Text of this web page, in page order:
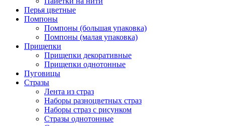
Перья цветные
Помпоны
Помпоны (большая упаковка)
Помпоны (малая упаковка)
Прищепки
Прищепки декоративные
Прищепки однотонные
Пуговицы
Стразы
Лента из страз
Наборы разноцветных страз
Наборы страз с рисунком
Стразы однотонные